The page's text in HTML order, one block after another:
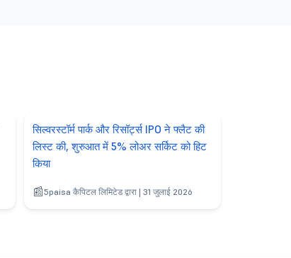
सिल्वरस्टॉर्म पार्क और रिसॉर्ट्स IPO ने फ्लैट की
लिस्ट की, शुरुआत में 5% लोअर सर्किट को हिट
किया
5paisa कैपिटल लिमिटेड द्वारा | 31 जुलाई 2026